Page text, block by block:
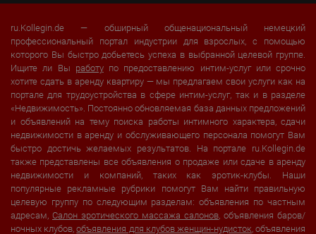
ru.Kollegin.de — обширный общенациональный немецкий
профессиональный портал индустрии для взрослых, с помощью
которого Вы быстро добьетесь успеха в выбранной целевой группе.
Ищите ли Вы работупо предоставлению интим-услуг или срочно
хотите сдать в аренду квартиру — мы предлагаем свои услуги как на
портале для трудоустройства в сфере интим-услуг, так и в разделе
«Недвижимость». Постоянно обновляемая база данных предложений
и объявлений на тему поиска работы интимного характера, сдачи
недвижимости в аренду и обслуживающего персонала помогут Вам
быстро достичь желаемых результатов. На портале ru.Kollegin.de
также представлены все объявления о продаже или сдаче в аренду
недвижимости и компаний, таких как эротик-клубы. Наши
популярные рекламные рубрики помогут Вам найти правильную
целевую группу по следующим разделам: объявления по частным
адресам, Салон эротического массажа салонов, объявления баров/
ночных клубов,объявления для клубов женщин-нудисток, объявления